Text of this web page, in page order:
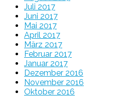
Juli 2017
Juni 2017
Mai 2017
April 2017
März 2017
Februar 2017
Januar 2017
Dezember 2016
November 2016
Oktober 2016